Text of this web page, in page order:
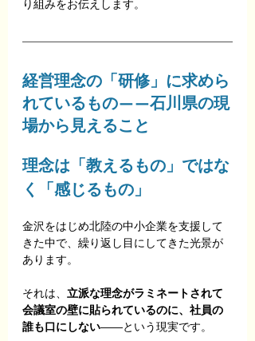
り組みをお伝えします。
経営理念の「研修」に求めら
れているもの——石川県の現
場から見えること
理念は「教えるもの」ではな
く「感じるもの」
金沢をはじめ北陸の中小企業を支援して
きた中で、繰り返し目にしてきた光景が
あります。
それは、 立派な理念がラミネートされて
会議室の壁に貼られているのに、社員の
誰も口にしない——という現実です。